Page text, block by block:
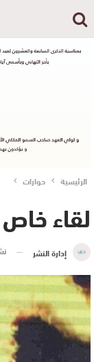
الرئيسية حوارات
لقاء
إدارة النشر